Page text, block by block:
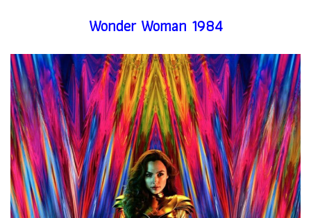
Wonder Woman 1984